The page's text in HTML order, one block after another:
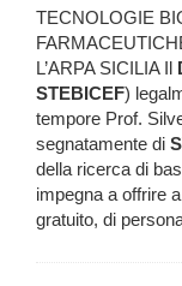
TECNOLOGIE
L’ARPA SICILIA Il
STEBICEF)
tempore Prof.
segnatamente di
della ricerca di
impegna a offrire a
gratuito, di